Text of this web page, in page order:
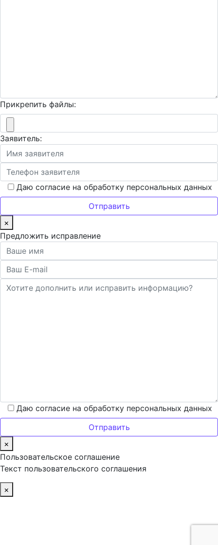
Прикрепить файлы:
Заявитель:
Даю согласие на обработку персональных данных
×
Предложить исправление
Даю согласие на обработку персональных данных
×
Пользовательское соглашение
Текст пользовательского соглашения
×